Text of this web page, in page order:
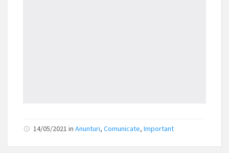
14/05/2021 in Anunturi, Comunicate, Important